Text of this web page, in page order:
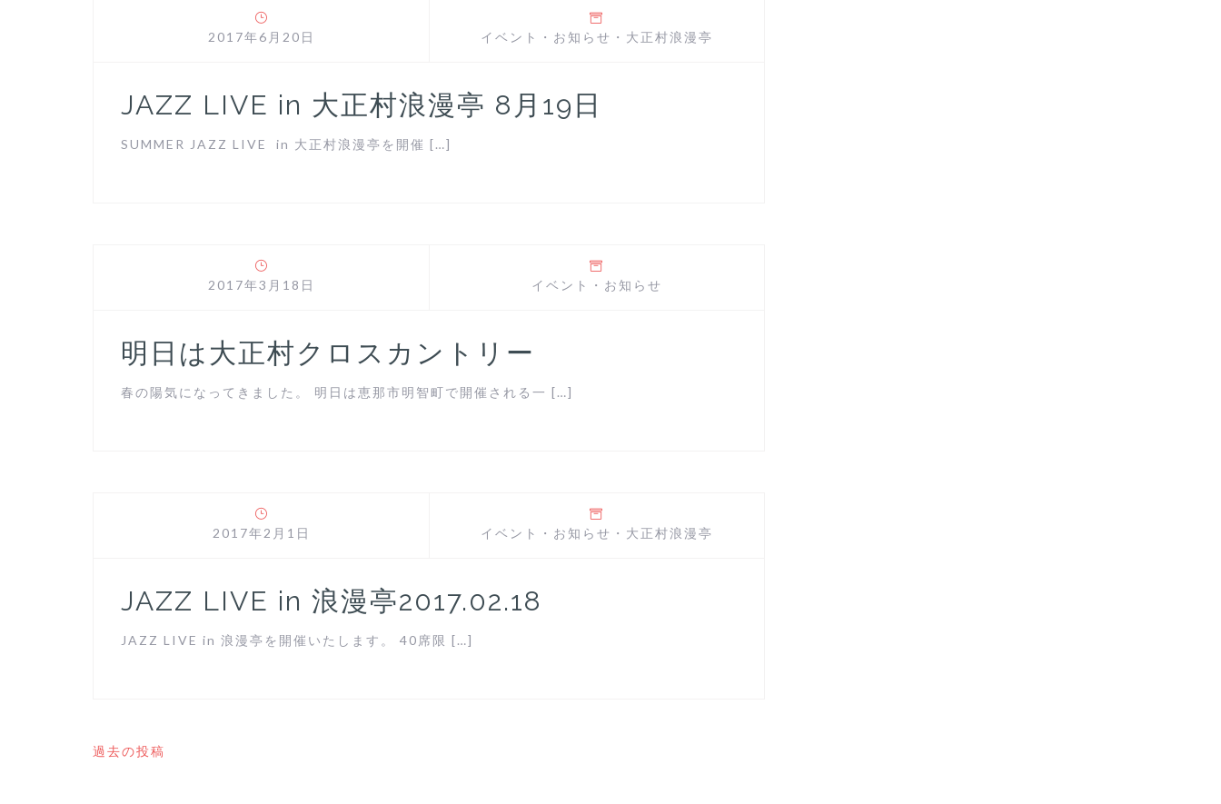
2017年6月20日 イベント ・ お知らせ ・ 大正村浪漫亭
JAZZ LIVE in 大正村浪漫亭 8月19日
SUMMER JAZZ LIVE in 大正村浪漫亭を開催 […]
2017年3月18日 イベント ・ お知らせ
明日は大正村クロスカントリー
春の陽気になってきました。 明日は恵那市明智町で開催される一 […]
2017年2月1日 イベント ・ お知らせ ・ 大正村浪漫亭
JAZZ LIVE in 浪漫亭2017.02.18
JAZZ LIVE in 浪漫亭を開催いたします。 40席限 […]
投
過去の投稿